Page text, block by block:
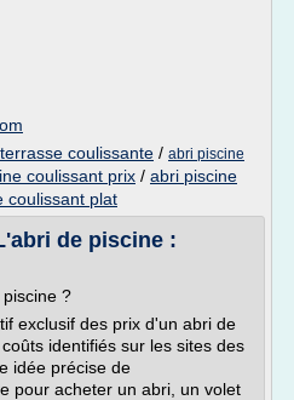
coulissante / abri piscine
coulissant prix / abri piscine
coulissant plat
de piscine :
?
exclusif des prix d'un abri de
identifiés sur les sites des
idée précise de
pour acheter un abri, un volet